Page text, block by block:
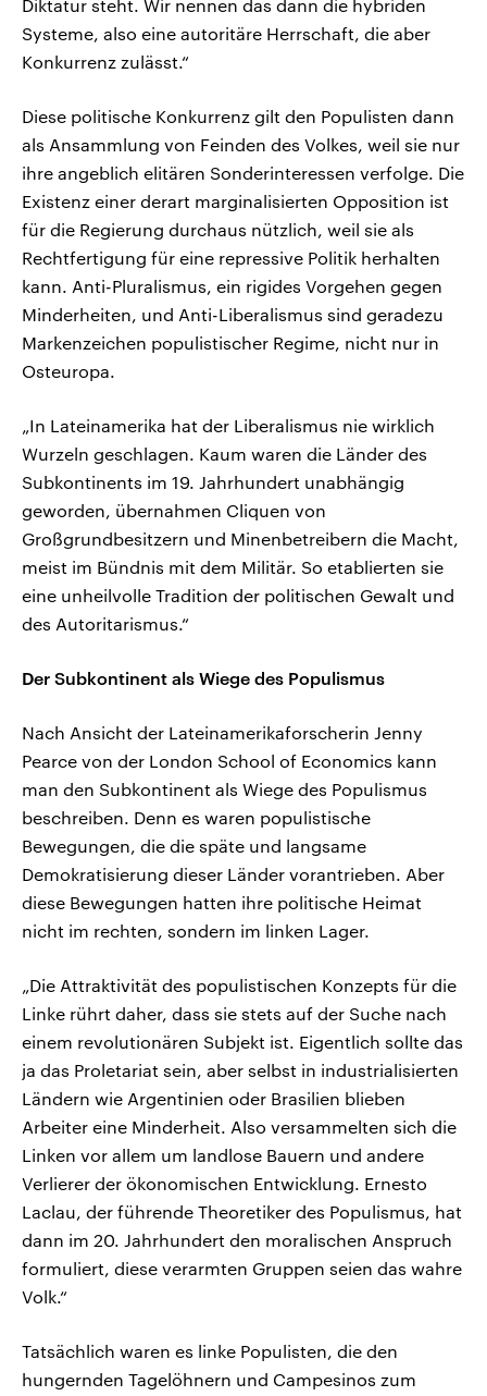
Diktatur steht. Wir nennen das dann die hybriden
Systeme, also eine autoritäre Herrschaft, die aber
Konkurrenz zulässt.“
Diese politische Konkurrenz gilt den Populisten dann
als Ansammlung von Feinden des Volkes, weil sie nur
ihre angeblich elitären Sonderinteressen verfolge. Die
Existenz einer derart marginalisierten Opposition ist
für die Regierung durchaus nützlich, weil sie als
Rechtfertigung für eine repressive Politik herhalten
kann. Anti-Pluralismus, ein rigides Vorgehen gegen
Minderheiten, und Anti-Liberalismus sind geradezu
Markenzeichen populistischer Regime, nicht nur in
Osteuropa.
„In Lateinamerika hat der Liberalismus nie wirklich
Wurzeln geschlagen. Kaum waren die Länder des
Subkontinents im 19. Jahrhundert unabhängig
geworden, übernahmen Cliquen von
Großgrundbesitzern und Minenbetreibern die Macht,
meist im Bündnis mit dem Militär. So etablierten sie
eine unheilvolle Tradition der politischen Gewalt und
des Autoritarismus.“
Der Subkontinent als Wiege des Populismus
Nach Ansicht der Lateinamerikaforscherin Jenny
Pearce von der London School of Economics kann
man den Subkontinent als Wiege des Populismus
beschreiben. Denn es waren populistische
Bewegungen, die die späte und langsame
Demokratisierung dieser Länder vorantrieben. Aber
diese Bewegungen hatten ihre politische Heimat
nicht im rechten, sondern im linken Lager.
„Die Attraktivität des populistischen Konzepts für die
Linke rührt daher, dass sie stets auf der Suche nach
einem revolutionären Subjekt ist. Eigentlich sollte das
ja das Proletariat sein, aber selbst in industrialisierten
Ländern wie Argentinien oder Brasilien blieben
Arbeiter eine Minderheit. Also versammelten sich die
Linken vor allem um landlose Bauern und andere
Verlierer der ökonomischen Entwicklung. Ernesto
Laclau, der führende Theoretiker des Populismus, hat
dann im 20. Jahrhundert den moralischen Anspruch
formuliert, diese verarmten Gruppen seien das wahre
Volk.“
Tatsächlich waren es linke Populisten, die den
hungernden Tagelöhnern und Campesinos zum